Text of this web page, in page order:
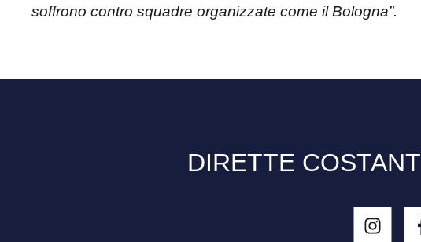
soffrono contro squadre organizzate come il Bologna”.
DIRETTE